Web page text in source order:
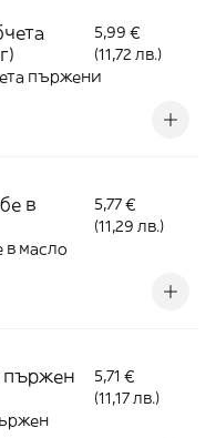
5,99 €
(11,72 лв.)
пържени
в
5,77 €
(11,29 лв.)
масло
пържен
5,71 €
(11,17 лв.)